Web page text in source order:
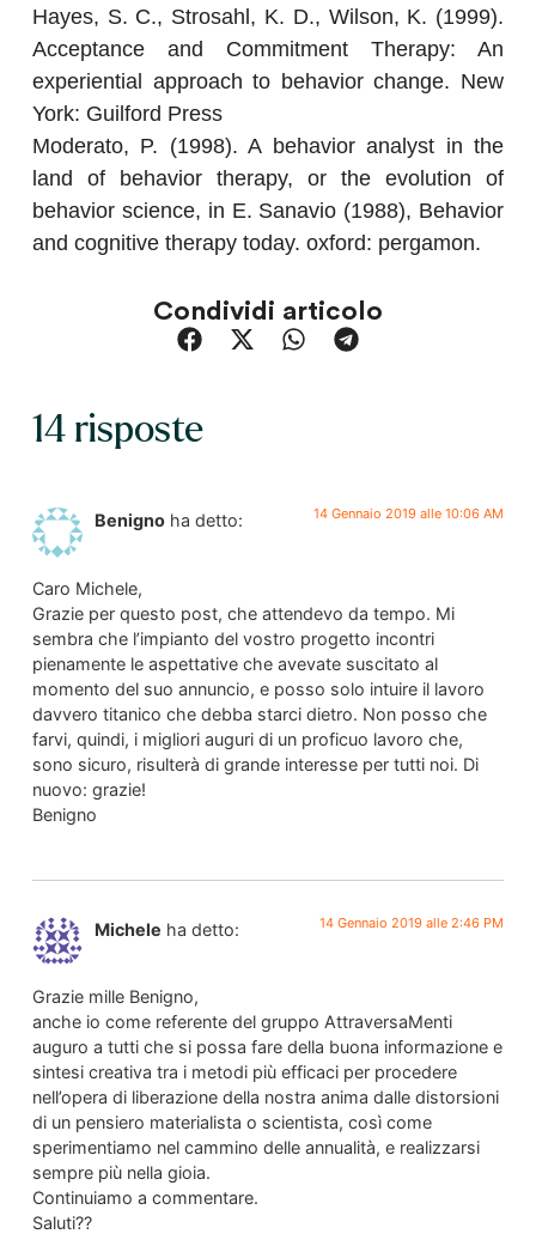
Hayes, S. C., Strosahl, K. D., Wilson, K. (1999).
Acceptance and Commitment Therapy: An
experiential approach to behavior change. New
York: Guilford Press
Moderato, P. (1998). A behavior analyst in the
land of behavior therapy, or the evolution of
behavior science, in E. Sanavio (1988), Behavior
and cognitive therapy today. oxford: pergamon.
Condividi articolo
14 risposte
Benigno ha detto: 14 Gennaio 2019 alle 10:06 AM
Caro Michele,
Grazie per questo post, che attendevo da tempo. Mi
sembra che l’impianto del vostro progetto incontri
pienamente le aspettative che avevate suscitato al
momento del suo annuncio, e posso solo intuire il lavoro
davvero titanico che debba starci dietro. Non posso che
farvi, quindi, i migliori auguri di un proficuo lavoro che,
sono sicuro, risulterà di grande interesse per tutti noi. Di
nuovo: grazie!
Benigno
Michele ha detto: 14 Gennaio 2019 alle 2:46 PM
Grazie mille Benigno,
anche io come referente del gruppo AttraversaMenti
auguro a tutti che si possa fare della buona informazione e
sintesi creativa tra i metodi più efficaci per procedere
nell’opera di liberazione della nostra anima dalle distorsioni
di un pensiero materialista o scientista, così come
sperimentiamo nel cammino delle annualità, e realizzarsi
sempre più nella gioia.
Continuiamo a commentare.
Saluti??